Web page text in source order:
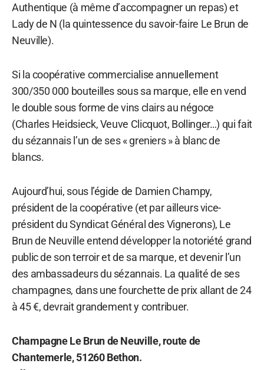
Authentique (à même d’accompagner un repas) et
Lady de N (la quintessence du savoir-faire Le Brun de
Neuville).
Si la coopérative commercialise annuellement
300/350 000 bouteilles sous sa marque, elle en vend
le double sous forme de vins clairs au négoce
(Charles Heidsieck, Veuve Clicquot, Bollinger…) qui fait
du sézannais l’un de ses « greniers » à blanc de
blancs.
Aujourd’hui, sous l’égide de Damien Champy,
président de la coopérative (et par ailleurs vice-
président du Syndicat Général des Vignerons), Le
Brun de Neuville entend développer la notoriété grand
public de son terroir et de sa marque, et devenir l’un
des ambassadeurs du sézannais. La qualité de ses
champagnes, dans une fourchette de prix allant de 24
à 45 €, devrait grandement y contribuer.
Champagne Le Brun de Neuville, route de
Chantemerle, 51260 Bethon.